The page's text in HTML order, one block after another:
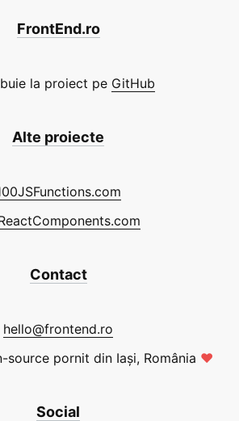
FrontEnd.ro
la proiect pe GitHub
Alte proiecte
Contact
hello@frontend.ro
source pornit din Iași, România ❤
Social